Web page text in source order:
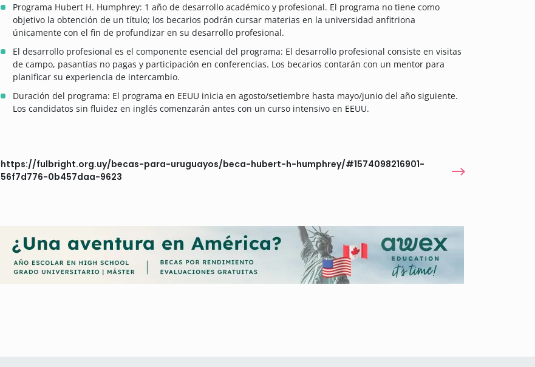
Programa Hubert H. Humphrey: 1 año de desarrollo académico y profesional. El programa no tiene como
objetivo la obtención de un título; los becarios podrán cursar materias en la universidad anfitriona
únicamente con el fin de profundizar en su desarrollo profesional.
El desarrollo profesional es el componente esencial del programa: El desarrollo profesional consiste en visitas
de campo, pasantías no pagas y participación en conferencias. Los becarios contarán con un mentor para
planificar su experiencia de intercambio.
Duración del programa: El programa en EEUU inicia en agosto/setiembre hasta mayo/junio del año siguiente.
Los candidatos sin fluidez en inglés comenzarán antes con un curso intensivo en EEUU.
https://fulbright.org.uy/becas-para-uruguayos/beca-hubert-h-humphrey/#1574098216901-
56f7d776-0b457daa-9623